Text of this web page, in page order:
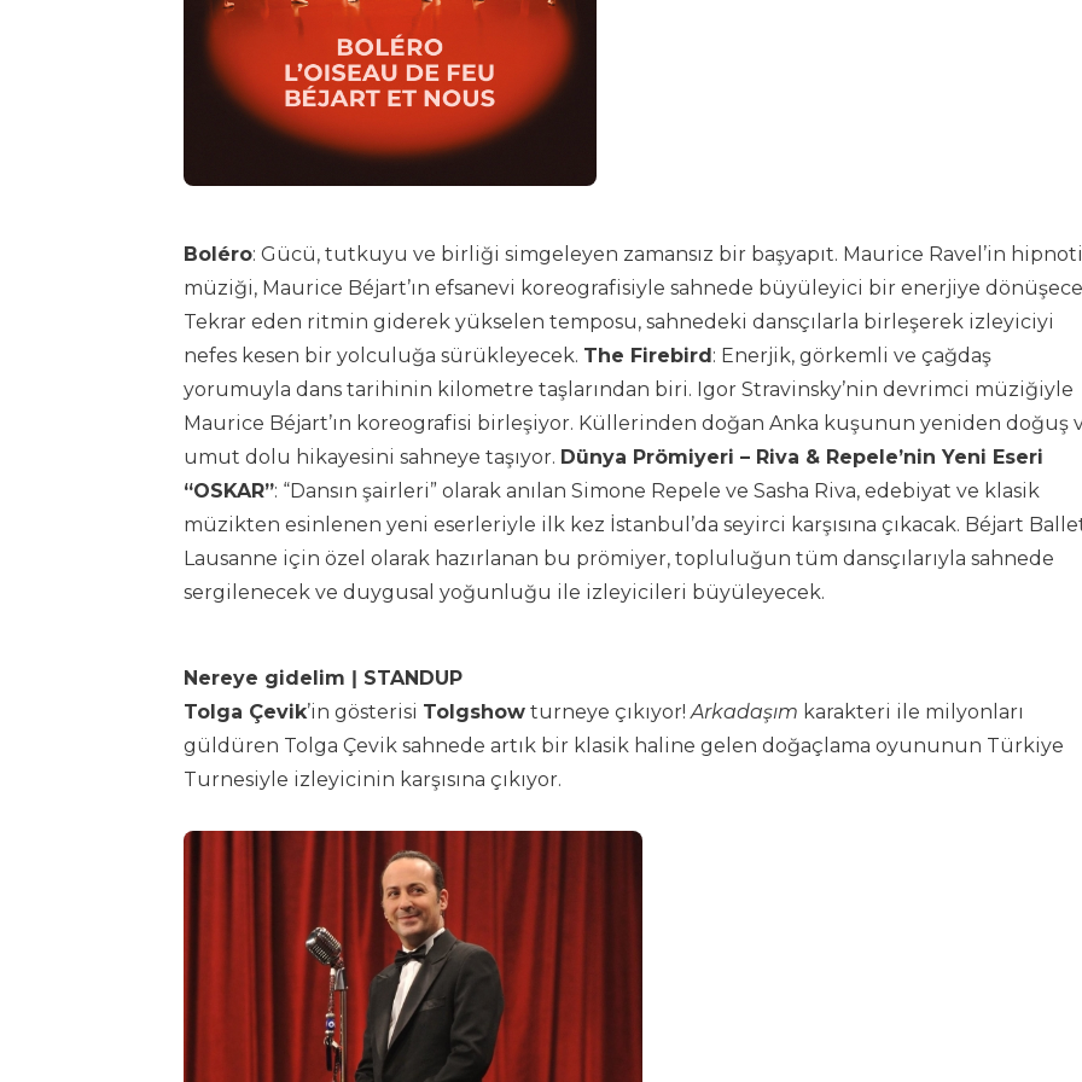
Boléro: Gücü, tutkuyu ve birliği simgeleyen zamansız bir başyapıt. Maurice Ravel’in
müziği, Maurice Béjart’ın efsanevi koreografisiyle sahnede büyüleyici bir enerjiye
Tekrar eden ritmin giderek yükselen temposu, sahnedeki dansçılarla birleşerek izleyiciyi
nefes kesen bir yolculuğa sürükleyecek. The Firebird : Enerjik, görkemli ve çağdaş
yorumuyla dans tarihinin kilometre taşlarından biri. Igor Stravinsky’nin devrimci müziğiyle
Maurice Béjart’ın koreografisi birleşiyor. Küllerinden doğan Anka kuşunun yeniden doğuş
umut dolu hikayesini sahneye taşıyor. Dünya Prömiyeri – Riva & Repele’nin Yeni Eseri
“OSKAR”: “Dansın şairleri” olarak anılan Simone Repele ve Sasha Riva, edebiyat ve klasik
müzikten esinlenen yeni eserleriyle ilk kez İstanbul’da seyirci karşısına çıkacak. Béjart
Lausanne için özel olarak hazırlanan bu prömiyer, topluluğun tüm dansçılarıyla sahnede
sergilenecek ve duygusal yoğunluğu ile izleyicileri büyüleyecek.
Nereye gidelim ǀ STANDUP
Tolga Çevik’in gösterisi Tolgshow turneye çıkıyor!Arkadaşım karakteri ile milyonları
güldüren Tolga Çevik sahnede artık bir klasik haline gelen doğaçlama oyununun Türkiye
Turnesiyle izleyicinin karşısına çıkıyor.